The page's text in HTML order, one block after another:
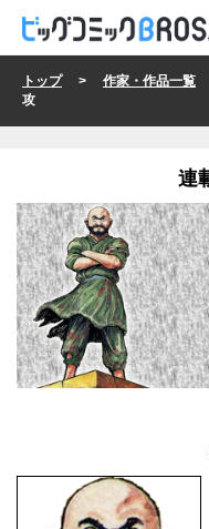
トップ> 作家・作品一覧
攻
連